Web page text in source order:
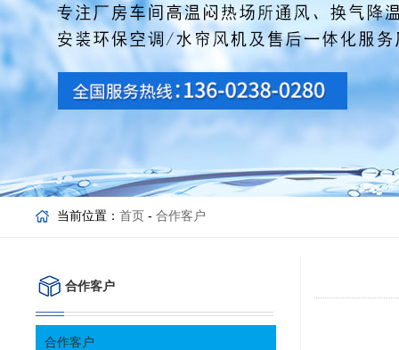
当前位置： 首页 - 合作客户
合作客户
合作客户